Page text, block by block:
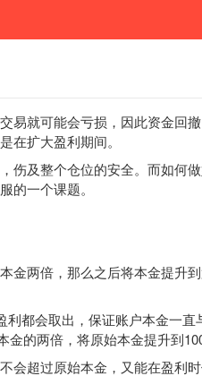
就可能会亏损，因此资金回
在扩大盈利期间。
及整个仓位的安全。而如何
的一个课题。
两倍，那么之后将本金提升
都会取出，保证账户本金一直
的两倍，将原始本金提升到
超过原始本金，又能在盈利